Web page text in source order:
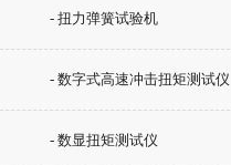
- 扭力弹簧试验机
- 数字式高速冲击扭矩测试仪
- 数显扭矩测试仪